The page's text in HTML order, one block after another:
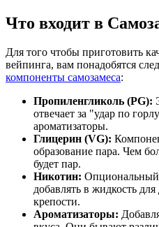
Что входит в
Для того чтобы приготовить
вейпинга, вам понадобятся
компоненты самозамеса:
Пропиленгликоль (PG):
отвечает за "удар по
ароматизаторы.
Глицерин (VG):
образование пара. Чем
будет пар.
Никотин:
добавлять в жидкость
крепости.
Ароматизаторы: